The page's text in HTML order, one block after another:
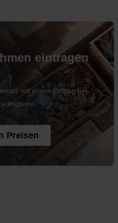
eintragen
mit einem Eintrag bei
Preisen